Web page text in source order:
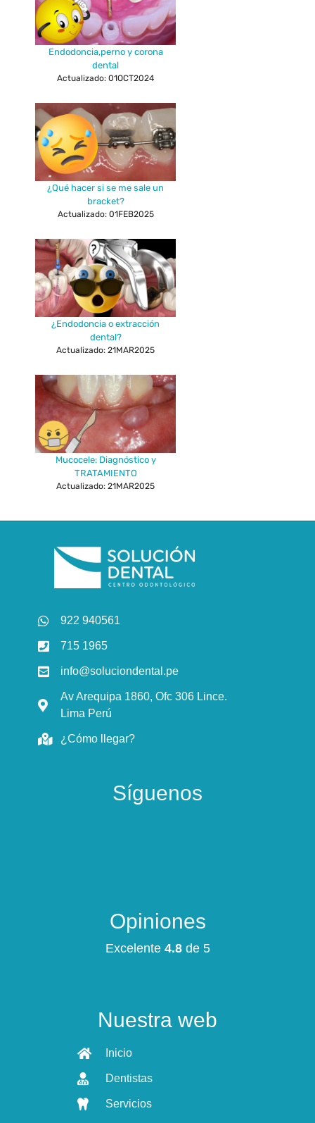
Endodoncia,perno y corona
dental
Actualizado: 01OCT2024
¿Qué hacer si se me sale un
bracket?
Actualizado: 01FEB2025
¿Endodoncia o extracción
dental?
Actualizado: 21MAR2025
Mucocele: Diagnóstico y
TRATAMIENTO
Actualizado: 21MAR2025
922 940561
715 1965
info@soluciondental.pe
Av Arequipa 1860, Ofc 306 Lince.
Lima Perú
¿Cómo llegar?
Síguenos
Opiniones
Excelente 4.8de 5
Nuestra web
Inicio
Dentistas
Servicios